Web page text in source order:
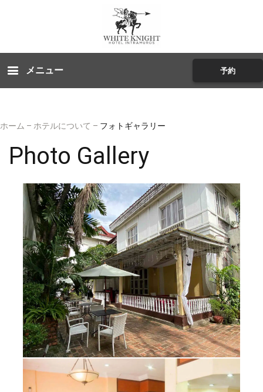
メニュー 予約
ホーム – ホテルについて – フォトギャラリー
Photo Gallery